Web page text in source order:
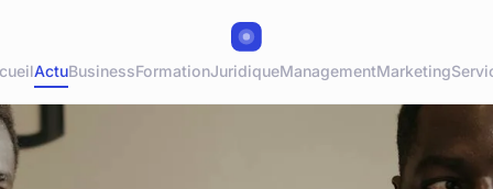
ActuBusinessFormationJuridiqueManagementMarketing